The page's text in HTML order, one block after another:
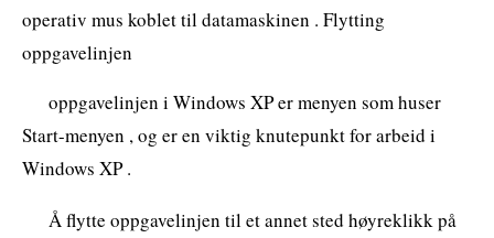
operativ mus koblet til datamaskinen . Flytting
oppgavelinjen
oppgavelinjen i Windows XP er menyen som huser
Start-menyen , og er en viktig knutepunkt for arbeid i
Windows XP .
Å flytte oppgavelinjen til et annet sted høyreklikk på